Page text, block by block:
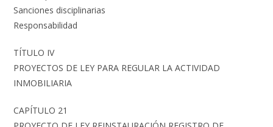
Sanciones disciplinarias
Responsabilidad
TÍTULO IV
PROYECTOS DE LEY PARA REGULAR LA ACTIVIDAD
INMOBILIARIA
CAPÍTULO 21